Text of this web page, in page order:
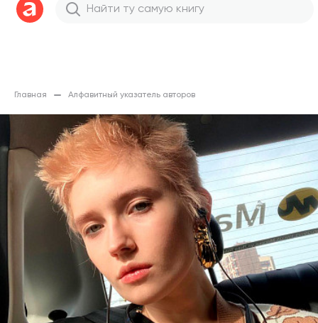
Главная Алфавитный указатель авторов